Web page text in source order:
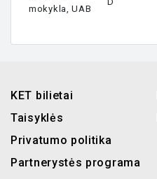
mokykla, UAB
KET bilietai
Taisyklės
Privatumo politika
Partnerystės programa